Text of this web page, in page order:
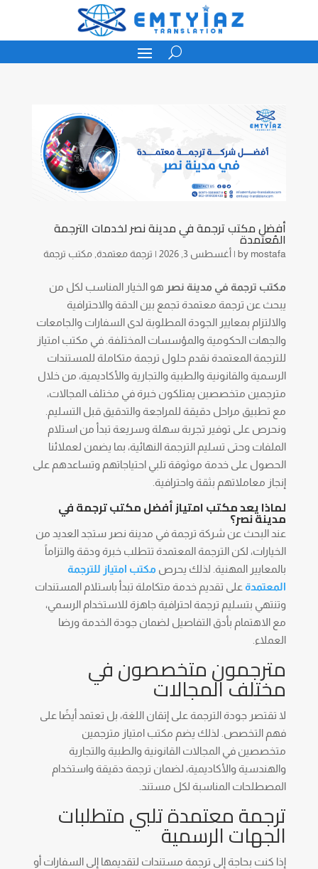
أفضل مكتب ترجمة في مدينة نصر لخدمات الترجمة
المُعتمدة
by mostafa
| أغسطس 3, 2026 | ترجمة معتمدة, مكتب ترجمة
مكتب ترجمة في مدينة نصر هو الخيار المناسب لكل من
يبحث عن ترجمة معتمدة تجمع بين الدقة والاحترافية
والالتزام بمعايير الجودة المطلوبة لدى السفارات والجامعات
والجهات الحكومية والمؤسسات المختلفة. في مكتب امتياز
للترجمة المعتمدة نقدم حلول ترجمة متكاملة للمستندات
الرسمية والقانونية والطبية والتجارية والأكاديمية، من خلال
مترجمين متخصصين يمتلكون خبرة في مختلف المجالات،
مع تطبيق مراحل دقيقة للمراجعة والتدقيق قبل التسليم.
ونحرص على توفير تجربة سهلة وسريعة تبدأ من استلام
الملفات وحتى تسليم الترجمة النهائية، بما يضمن لعملائنا
الحصول على خدمة موثوقة تلبي احتياجاتهم وتساعدهم على
إنجاز معاملاتهم بثقة واحترافية.
لماذا يعد مكتب امتياز أفضل مكتب ترجمة في
مدينة نصر؟
عند البحث عن شركة ترجمة في مدينة نصر ستجد العديد من
الخيارات، لكن الترجمة المعتمدة تتطلب خبرة ودقة والتزاماً
بالمعايير المهنية. لذلك يحرص مكتب امتياز للترجمة
المعتمدةعلى تقديم خدمة متكاملة تبدأ باستلام المستندات
وتنتهي بتسليم ترجمة احترافية جاهزة للاستخدام الرسمي،
مع الاهتمام بأدق التفاصيل لضمان جودة الخدمة ورضا
العملاء.
مترجمون متخصصون في
مختلف المجالات
لا تقتصر جودة الترجمة على إتقان اللغة، بل تعتمد أيضًا على
فهم التخصص. لذلك يضم مكتب امتياز مترجمين
متخصصين في المجالات القانونية والطبية والتجارية
والهندسية والأكاديمية، لضمان ترجمة دقيقة واستخدام
المصطلحات المناسبة لكل مستند.
ترجمة معتمدة تلبي متطلبات
الجهات الرسمية
إذا كنت بحاجة إلى ترجمة مستندات لتقديمها إلى السفارات أو